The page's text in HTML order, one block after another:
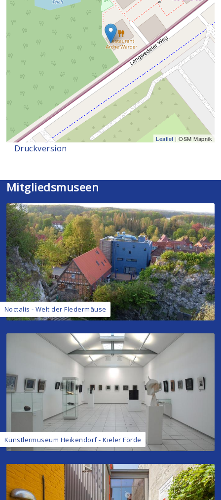
Leaflet | OSM Mapnik
Druckversion
Mitgliedsmuseen
Noctalis - Welt der Fledermäuse
Künstlermuseum Heikendorf - Kieler Förde